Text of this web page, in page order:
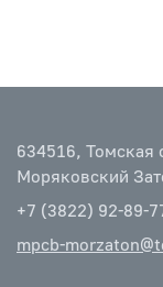
634516, Томская
Моряковский
+7 (3822) 92-89-
mpcb-